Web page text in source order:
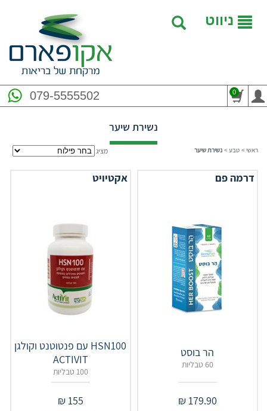
ניווט
079-5555502 0
נשירת שיער
ראשי > טבע > נשירת שיער מציג
דרמה פם
הר בוסט
60 טבליות
179.90
₪
אקטיויט
HSN100 עם פנטוטנט וקולגן
ACTIVIT
100 טבליות
155
₪